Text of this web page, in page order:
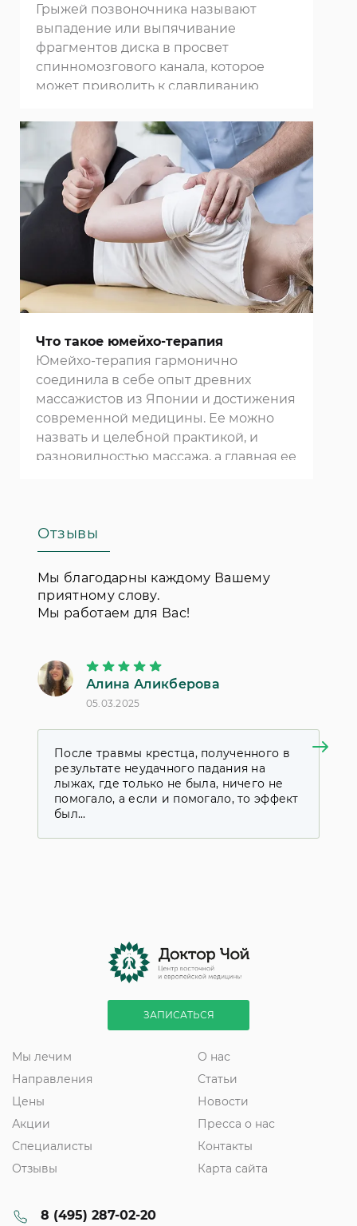
Грыжей позвоночника называют
выпадение или выпячивание
фрагментов диска в просвет
спинномозгового канала, которое
может приводить к сдавливанию
Москвемы используем разные
методы для лечения этого
заболевания, в том числе и
апитерапию.
Что такое юмейхо-терапия
Юмейхо-терапия гармонично
соединила в себе опыт древних
массажистов из Японии и достижения
современной медицины. Ее можно
назвать и целебной практикой, и
разновидностью массажа, а главная ее
утверждают, что она воздействует не
на самого пациента, а конкретно на
его болезнь.
Отзывы
Мы благодарны каждому Вашему
приятному слову.
Мы работаем для Вас!
Алина Аликберова
05.03.2025
После травмы крестца, полученного в
результате неудачного падания на
лыжах, где только не была, ничего не
помогало, а если и помогало, то эффект
был...
ЗАПИСАТЬСЯ
Мы лечим
Направления
Цены
Акции
Специалисты
Отзывы
О нас
Статьи
Новости
Пресса о нас
Контакты
Карта сайта
8 (495) 287-02-20